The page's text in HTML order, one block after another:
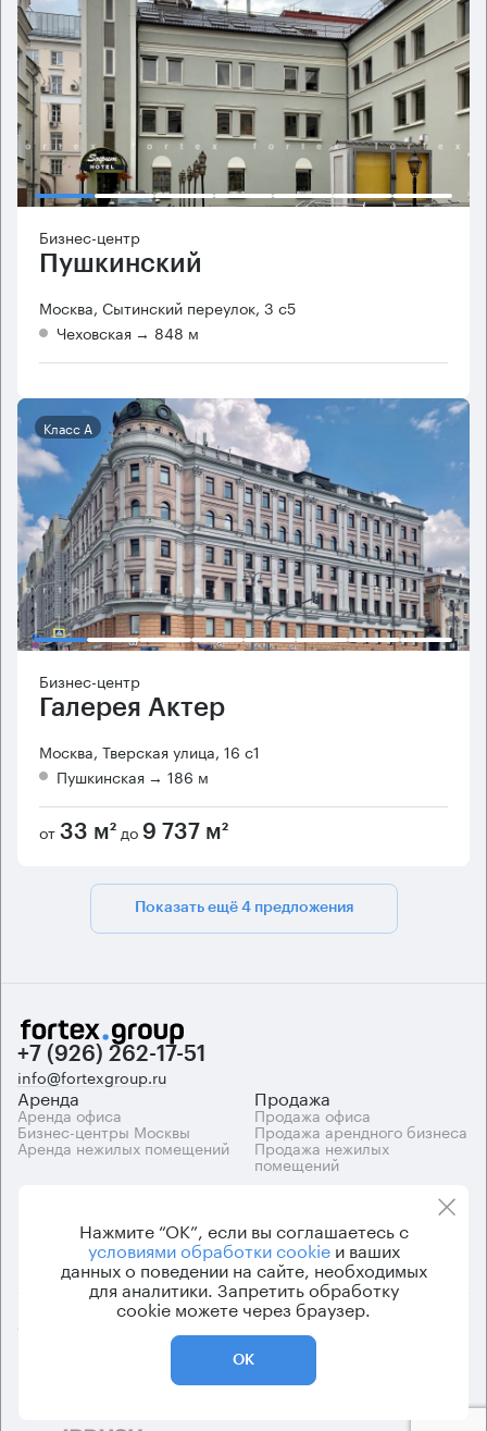
Бизнес-центр
Пушкинский
Москва, Сытинский переулок, 3 с5
Чеховская → 848 м
Класс А
Бизнес-центр
Галерея Актер
Москва, Тверская улица, 16 с1
Пушкинская → 186 м
от 33 м² до 9 737 м²
Показать ещё 4 предложения
+7 (926) 262-17-51
info@fortexgroup.ru
Аренда
Аренда офиса
Бизнес-центры Москвы
Аренда нежилых помещений
Продажа
Продажа офиса
Продажа арендного бизнеса
Продажа нежилых
помещений
Каталог бизнес-центров О компании
Вакансии
Контакты
© 2026 Fortex.Group. ООО «АРЕНДА ОФИСА», ОГРН 1177746948686,
Политика конфиденциальности
Нажмите “ОК”, если вы соглашаетесь с
условиями обработки cookieи ваших
данных о поведении на сайте, необходимых
для аналитики. Запретить обработку
cookie можете через браузер.
ОК